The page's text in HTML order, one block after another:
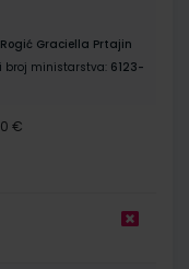
Graciella Prtajin
broj ministarstva: 6123-
€